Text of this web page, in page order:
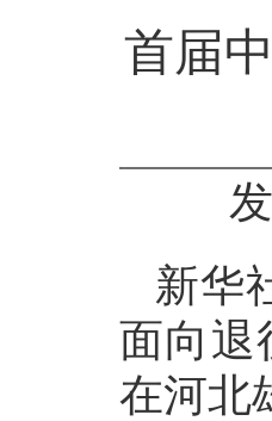
首届
新华
面向退
在河北